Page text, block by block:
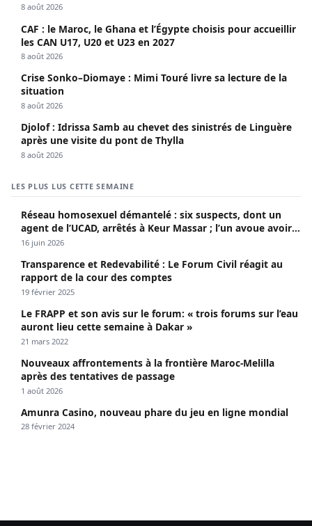
8 août 2026
CAF : le Maroc, le Ghana et l’Égypte choisis pour accueillir
les CAN U17, U20 et U23 en 2027
8 août 2026
Crise Sonko–Diomaye : Mimi Touré livre sa lecture de la
situation
8 août 2026
Djolof : Idrissa Samb au chevet des sinistrés de Linguère
après une visite du pont de Thylla
8 août 2026
LES PLUS LUS CETTE SEMAINE
Réseau homosexuel démantelé : six suspects, dont un
agent de l’UCAD, arrêtés à Keur Massar ; l’un avoue avoir
propagé le VIH depuis 2018
16 juin 2026
Transparence et Redevabilité : Le Forum Civil réagit au
rapport de la cour des comptes
19 février 2025
Le FRAPP et son avis sur le forum: « trois forums sur l’eau
auront lieu cette semaine à Dakar »
21 mars 2022
Nouveaux affrontements à la frontière Maroc-Melilla
après des tentatives de passage
1 août 2026
Amunra Casino, nouveau phare du jeu en ligne mondial
28 février 2024